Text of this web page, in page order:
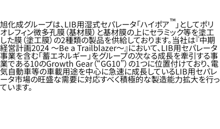
旭化成グループは、LIB用湿式セパレータ「ハイポア™」としてポリ
オレフィン微多孔膜（基材膜）と基材膜の上にセラミック等を塗工
した膜（塗工膜）の2種類の製品を供給しております。当社は『中期
経営計画2024 ～Be a Trailblazer～』において、LIB用セパレータ
事業を含む「蓄エネルギー」をグループの次なる成長を牽引する事
業である10のGrowth Gear（“GG10”）の1つに位置付けており、電
気自動車等の車載用途を中心に急速に成長しているLIB用セパレ
ータ市場の旺盛な需要に対応すべく積極的な製造能力拡大を行っ
ています。